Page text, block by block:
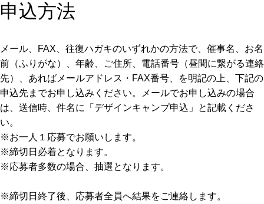
申込方法
メール、FAX、往復ハガキのいずれかの方法で、催事名、お名
前（ふりがな）、年齢、ご住所、電話番号（昼間に繋がる連絡
先）、あればメールアドレス・FAX番号、を明記の上、下記の
申込先までお申し込みください。メールでお申し込みの場合
は、送信時、件名に「デザインキャンプ申込」と記載くださ
い。
※お一人１応募でお願いします。
※締切日必着となります。
※応募者多数の場合、抽選となります。
※締切日終了後、応募者全員へ結果をご連絡します。